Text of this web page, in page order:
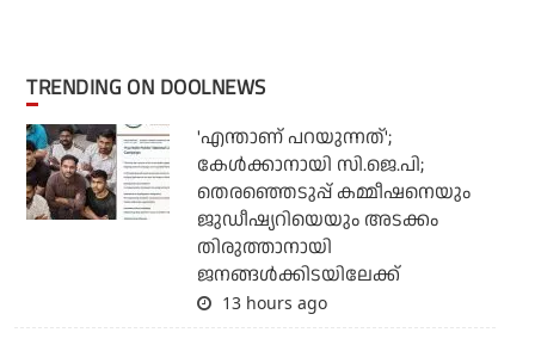
TRENDING ON DOOLNEWS
'എന്താണ് പറയുന്നത്';
കേള്‍ക്കാനായി സി.ജെ.പി;
തെരഞ്ഞെടുപ്പ് കമ്മീഷനെയും
ജുഡീഷ്യറിയെയും അടക്കം
തിരുത്താനായി
ജനങ്ങള്‍ക്കിടയിലേക്ക്
13 hours ago